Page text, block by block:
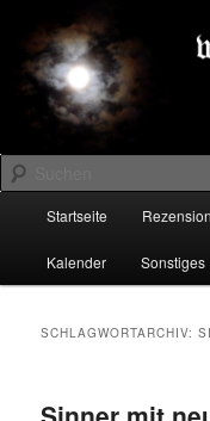
primären
Inhalt
springen
sekundären
Inhalt
springenDARK-
Suchen
Startseite
Kalender Sonstiges
SCHLAGWORTARCHIV: